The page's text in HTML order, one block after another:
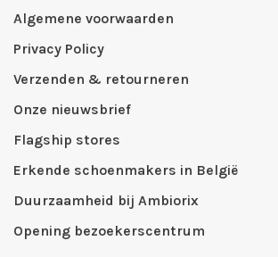
Algemene voorwaarden
Privacy Policy
Verzenden & retourneren
Onze nieuwsbrief
Flagship stores
Erkende schoenmakers in België
Duurzaamheid bij Ambiorix
Opening bezoekerscentrum